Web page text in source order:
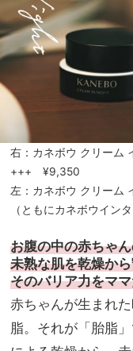
右：カネボウ クリーム
+++ ¥9,350
左：カネボウ クリーム
（ともにカネボウイン
お腹の中の赤ちゃ
未熟な肌を乾燥か
そのバリア力をマ
赤ちゃんが生まれ
脂。それが「胎脂